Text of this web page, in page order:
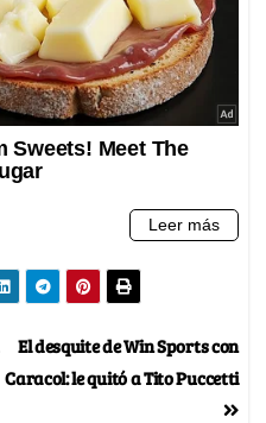
El desquite de Win Sports con
Caracol: le quitó a Tito Puccetti